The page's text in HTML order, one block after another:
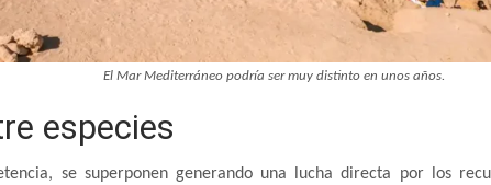
El Mar Mediterráneo podría ser muy distinto en unos años.
especies
se superponen generando una lucha directa por los